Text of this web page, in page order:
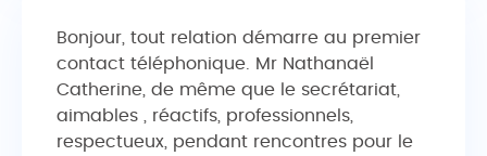
Bonjour, tout relation démarre au premier
contact téléphonique. Mr Nathanaël
Catherine, de même que le secrétariat,
aimables , réactifs, professionnels,
respectueux, pendant rencontres pour le